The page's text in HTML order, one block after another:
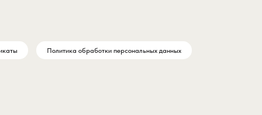
Политика обработки персональных данных